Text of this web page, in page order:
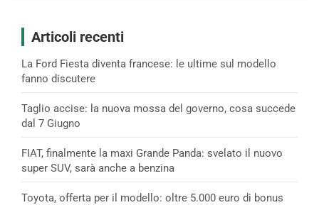
Articoli recenti
La Ford Fiesta diventa francese: le ultime sul modello
fanno discutere
Taglio accise: la nuova mossa del governo, cosa succede
dal 7 Giugno
FIAT, finalmente la maxi Grande Panda: svelato il nuovo
super SUV, sarà anche a benzina
Toyota, offerta per il modello: oltre 5.000 euro di bonus